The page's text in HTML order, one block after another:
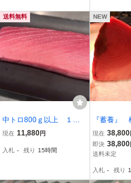
送料無料
中トロ800ｇ以上 １番
人気！クロマグロ！！◆
現在 11,880円
入札 - 残り 15時間
NEW
『蓄養』
本マグロ
中 2.5kg 、
現在 38,800
即決 38,800
送料未定
入札 - 残り